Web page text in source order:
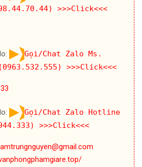
>>>Click<<<
Gọi/Chat Zalo Ms.
>>>Click<<<
Gọi/Chat Zalo Hotline
>>>Click<<<